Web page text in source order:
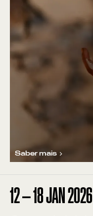
Saber mais
12—18JAN 2026